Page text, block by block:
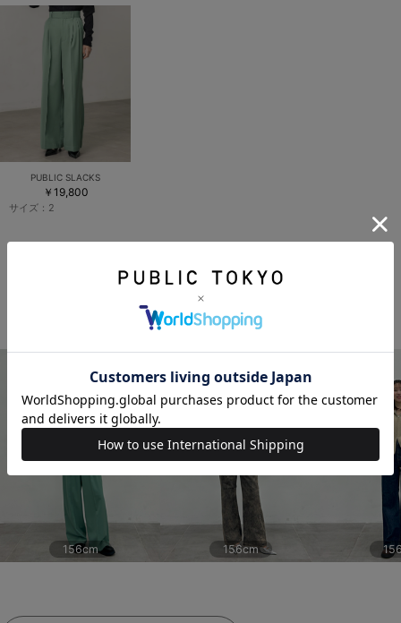
PUBLIC SLACKS
￥19,800
サイズ： 2
THIS STAFF'S COORDINATE
156cm 156cm